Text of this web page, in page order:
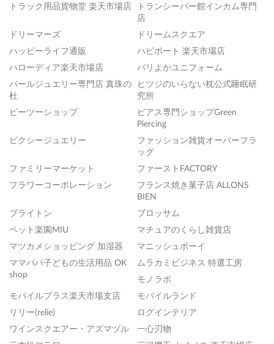
トラック用品貨物堂 楽天市場店
トランシーバー館インカム専門
店
ドリーマーズ
ドリームスクエア
ハッピーライフ通販
ハピポート 楽天市場店
ハローディア楽天市場店
バリよかユニフォーム
パールジュエリー専門店 真珠の
杜
ヒツジのいらない枕公式睡眠研
究所
ビーツーショップ
ピアス専門ショップGreen
Piercing
ピクシージュエリー
ファッション雑貨オーバーフラ
ッグ
ファミリーマーケット
ファーストFACTORY
フラワーコーポレーション
フランス焼き菓子店 ALLONS
BIEN
ブライトン
ブロッサム
ペット楽園MIU
マチュアのくらし雑貨店
マツカメショッピング 加湿器
マニッシュボーイ
ママパパ子どもの生活用品 OK
shop
ムラカミビジネス 特選工房
モノラボ
モバイルプラス楽天市場支店
モバイルランド
リリー(relie)
ログインテリア
ワインスクエアー・アズマヅル
一心刃物